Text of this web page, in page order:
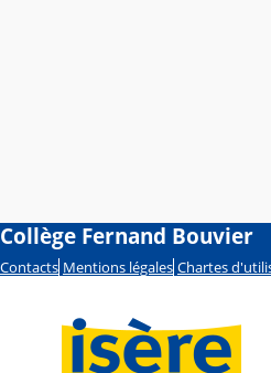
Collège Fernand Bouvier
Contacts Mentions légales Chartes